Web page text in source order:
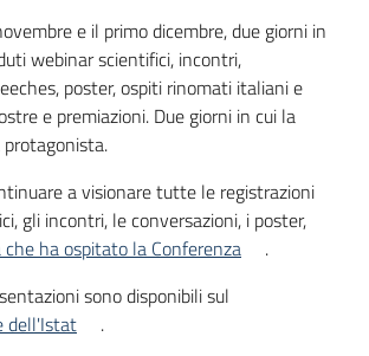
e il primo dicembre, due giorni in
webinar scientifici, incontri,
poster, ospiti rinomati italiani e
e premiazioni. Due giorni in cui la
a visionare tutte le registrazioni
gli incontri, le conversazioni, i poster,
ha ospitato la Conferenza
.
sono disponibili sul
dell'Istat
.